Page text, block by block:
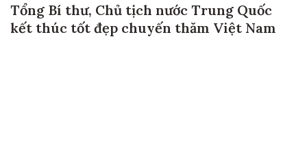
Tổng Bí thư, Chủ tịch nước Trung Quốc
kết thúc tốt đẹp chuyến thăm Việt Nam